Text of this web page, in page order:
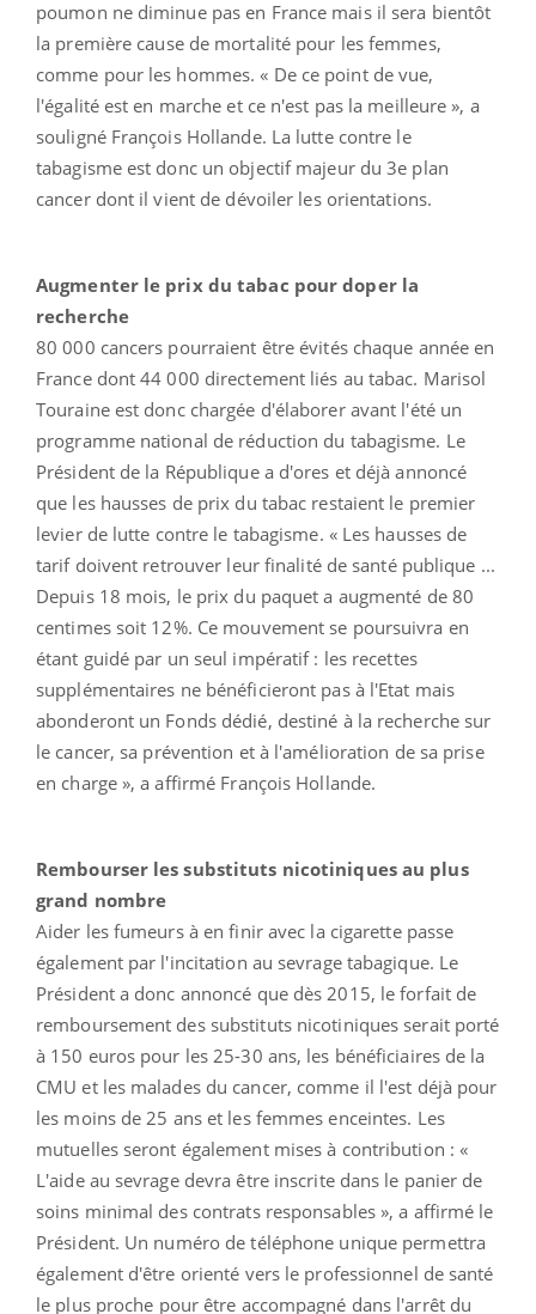
poumon ne diminue pas en France mais il sera bientôt
la première cause de mortalité pour les femmes,
comme pour les hommes. « De ce point de vue,
l'égalité est en marche et ce n'est pas la meilleure », a
souligné François Hollande. La lutte contre le
tabagisme est donc un objectif majeur du 3e plan
cancer dont il vient de dévoiler les orientations.
Augmenter le prix du tabac pour doper la
recherche
80 000 cancers pourraient être évités chaque année en
France dont 44 000 directement liés au tabac. Marisol
Touraine est donc chargée d'élaborer avant l'été un
programme national de réduction du tabagisme. Le
Président de la République a d'ores et déjà annoncé
que les hausses de prix du tabac restaient le premier
levier de lutte contre le tabagisme. « Les hausses de
tarif doivent retrouver leur finalité de santé publique ...
Depuis 18 mois, le prix du paquet a augmenté de 80
centimes soit 12%. Ce mouvement se poursuivra en
étant guidé par un seul impératif : les recettes
supplémentaires ne bénéficieront pas à l'Etat mais
abonderont un Fonds dédié, destiné à la recherche sur
le cancer, sa prévention et à l'amélioration de sa prise
en charge », a affirmé François Hollande.
Rembourser les substituts nicotiniques au plus
grand nombre
Aider les fumeurs à en finir avec la cigarette passe
également par l'incitation au sevrage tabagique. Le
Président a donc annoncé que dès 2015, le forfait de
remboursement des substituts nicotiniques serait porté
à 150 euros pour les 25-30 ans, les bénéficiaires de la
CMU et les malades du cancer, comme il l'est déjà pour
les moins de 25 ans et les femmes enceintes. Les
mutuelles seront également mises à contribution : «
L'aide au sevrage devra être inscrite dans le panier de
soins minimal des contrats responsables », a affirmé le
Président. Un numéro de téléphone unique permettra
également d'être orienté vers le professionnel de santé
le plus proche pour être accompagné dans l'arrêt du